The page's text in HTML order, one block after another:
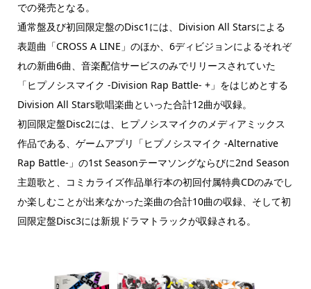
での発売となる。
通常盤及び初回限定盤のDisc1には、Division All Starsによる
表題曲「CROSS A LINE」のほか、6ディビジョンによるそれぞ
れの新曲6曲、音楽配信サービスのみでリリースされていた
「ヒプノシスマイク -Division Rap Battle- +」をはじめとする
Division All Stars歌唱楽曲といった合計12曲が収録。
初回限定盤Disc2には、ヒプノシスマイクのメディアミックス
作品である、ゲームアプリ「ヒプノシスマイク -Alternative
Rap Battle-」の1st Seasonテーマソングならびに2nd Season
主題歌と、コミカライズ作品単行本の初回付属特典CDのみでし
か楽しむことが出来なかった楽曲の合計10曲の収録、そして初
回限定盤Disc3には新規ドラマトラックが収録される。